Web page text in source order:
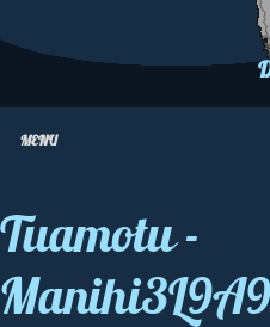
MENU
Tuamotu -